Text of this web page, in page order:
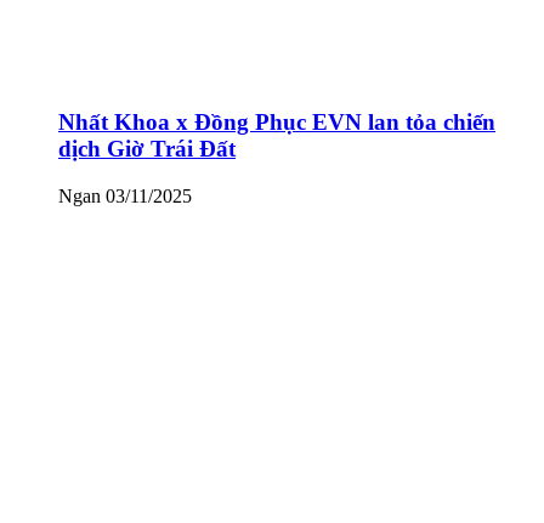
Nhất Khoa x Đồng Phục EVN lan tỏa chiến
dịch Giờ Trái Đất
Ngan 03/11/2025